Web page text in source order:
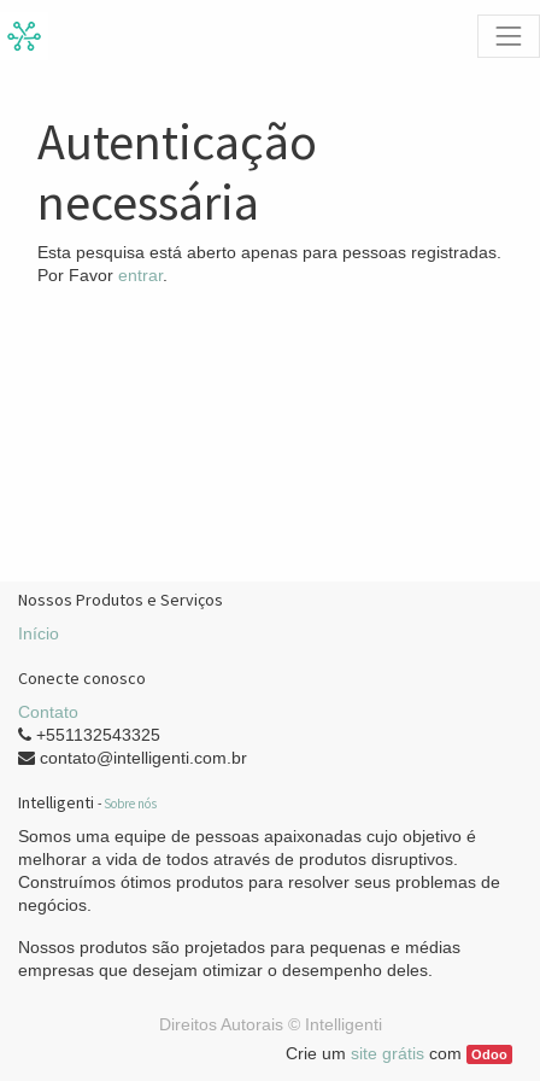
Autenticação
necessária
Esta pesquisa está aberto apenas para pessoas registradas.
Por Favor entrar.
Nossos Produtos e Serviços
Início
Conecte conosco
Contato
+551132543325
contato@intelligenti.com.br
Intelligenti - Sobre nós
Somos uma equipe de pessoas apaixonadas cujo objetivo é
melhorar a vida de todos através de produtos disruptivos.
Construímos ótimos produtos para resolver seus problemas de
negócios.
Nossos produtos são projetados para pequenas e médias
empresas que desejam otimizar o desempenho deles.
Direitos Autorais © Intelligenti
Crie um site grátiscom Odoo